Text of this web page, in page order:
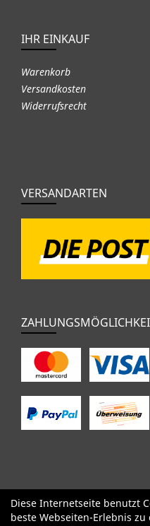
IHR EINKAUF
Warenkorb
Versandkosten
Widerrufsrecht
VERSANDARTEN
SALE Specialized Factor
Diese Internetseite benutzt
beste Webseiten-Erlebnis